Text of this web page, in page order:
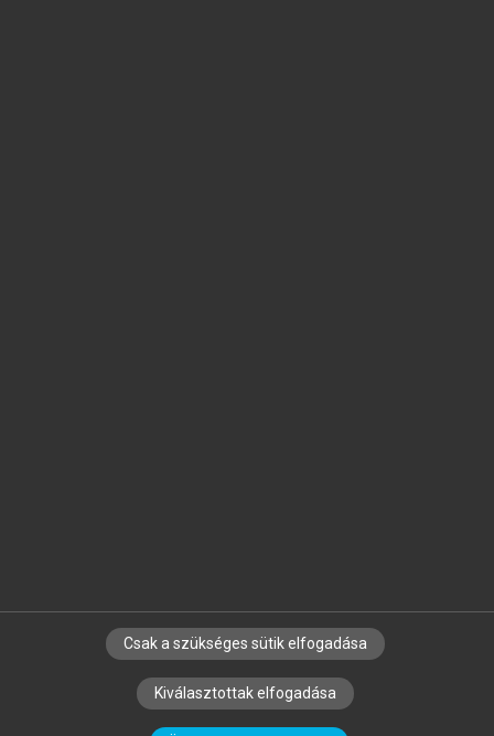
SZERZŐKNEK CÉGEKNEK KÖNYVTÁROSOKNAK
SZERKESZTÉSI ÉS LEKTORÁLÁSI ALAPELVEK
Csak a szükséges sütik elfogadása
Kiválasztottak elfogadása